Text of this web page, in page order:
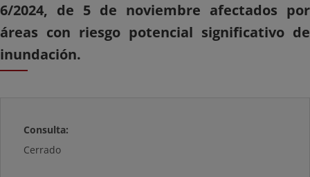
6/2024, de 5 de noviembre afectados por
áreas con riesgo potencial significativo de
inundación.
Consulta:
Cerrado